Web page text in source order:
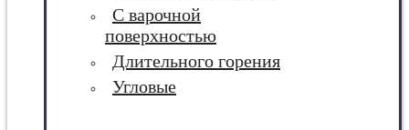
С варочной
поверхностью
Длительного горения
Угловые